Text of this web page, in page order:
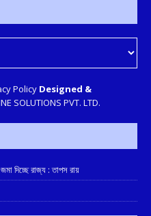
Policy Designed &
SOLUTIONS PVT. LTD.
দিচ্ছে রাজ্য : তাপস রায়